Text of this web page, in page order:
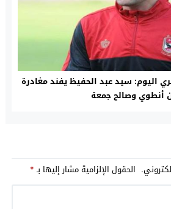
اليوم: سيد عبد الحفيظ يفند مغادرة
أنطوي وصالح جمعة
الحقول الإلزامية مشار إليها بـ*